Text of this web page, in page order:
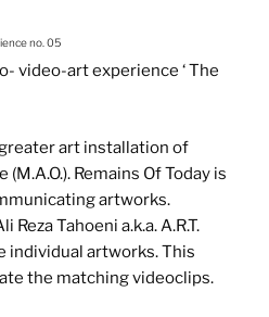
no. 05
video-art experience ‘ The
art installation of
(M.A.O.). Remains Of Today is
artworks.
Tahoeni a.k.a. A.R.T.
individual artworks. This
the matching videoclips.